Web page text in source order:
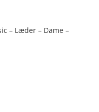
– Læder – Dame –